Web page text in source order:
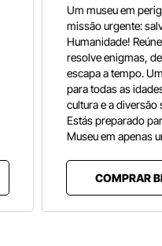
Um museu em
missão urgente:
Humanidade!
resolve enigmas,
escapa a tempo.
para todas as
cultura e a diversão
Estás preparado
Museu em apenas
COMPRAR